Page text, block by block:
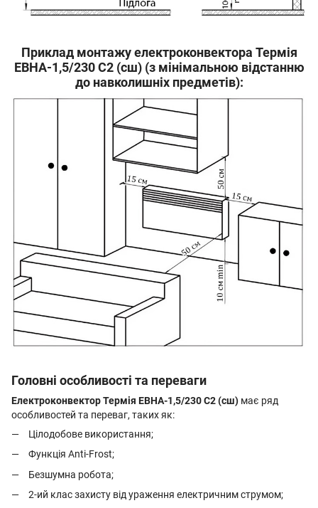
Приклад монтажу електроконвектора Термія
ЕВНА-1,5/230 С2 (сш) (з мінімальною відстанню
до навколишніх предметів):
Головні особливості та переваги
Електроконвектор Термія ЕВНА-1,5/230 С2 (сш) має ряд
особливостей та переваг, таких як:
Цілодобове використання;
Функція Anti-Frost;
Безшумна робота;
2-ий клас захисту від ураження електричним струмом;